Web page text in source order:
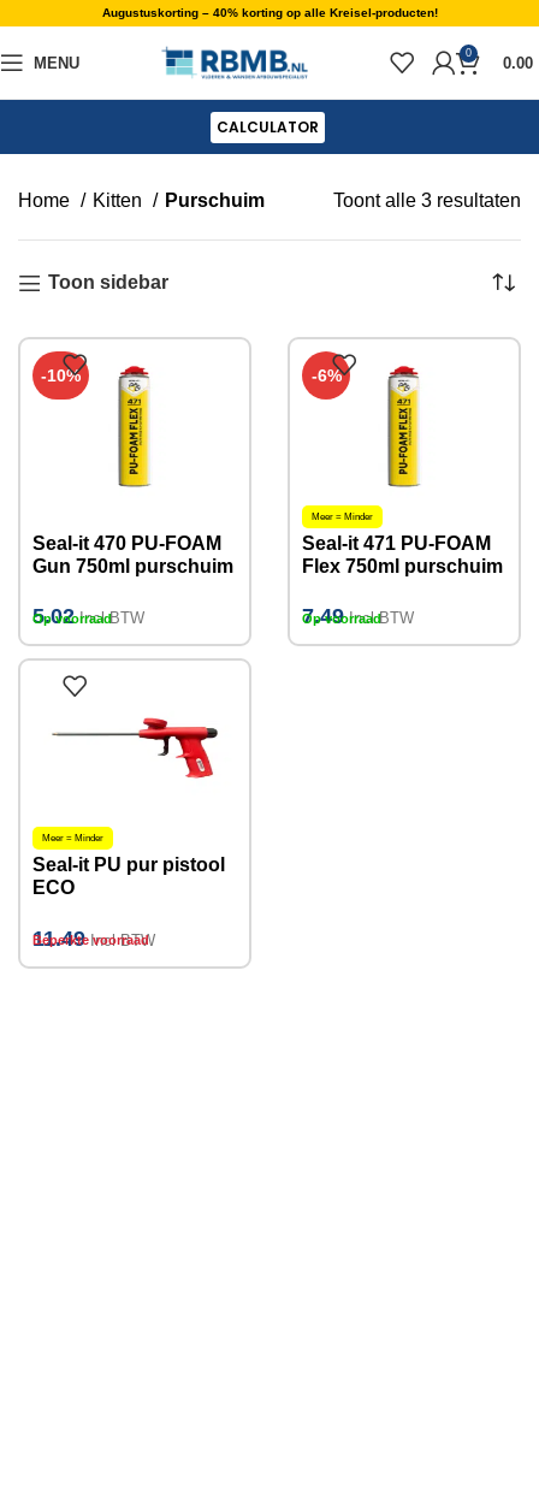
Augustuskorting – 40% korting op alle Kreisel-producten!
MENU
0
0.00
CALCULATOR
Home Kitten Purschuim Toont alle 3 resultaten
Toon sidebar
-10%
Seal-it 470 PU-FOAM
Gun 750ml purschuim
5.02 Incl BTW
Op voorraad
-6%
Meer = Minder
Seal-it 471 PU-FOAM
Flex 750ml purschuim
7.49 Incl BTW
Op voorraad
Meer = Minder
Seal-it PU pur pistool
ECO
11.49 Incl BTW
Beperkte voorraad